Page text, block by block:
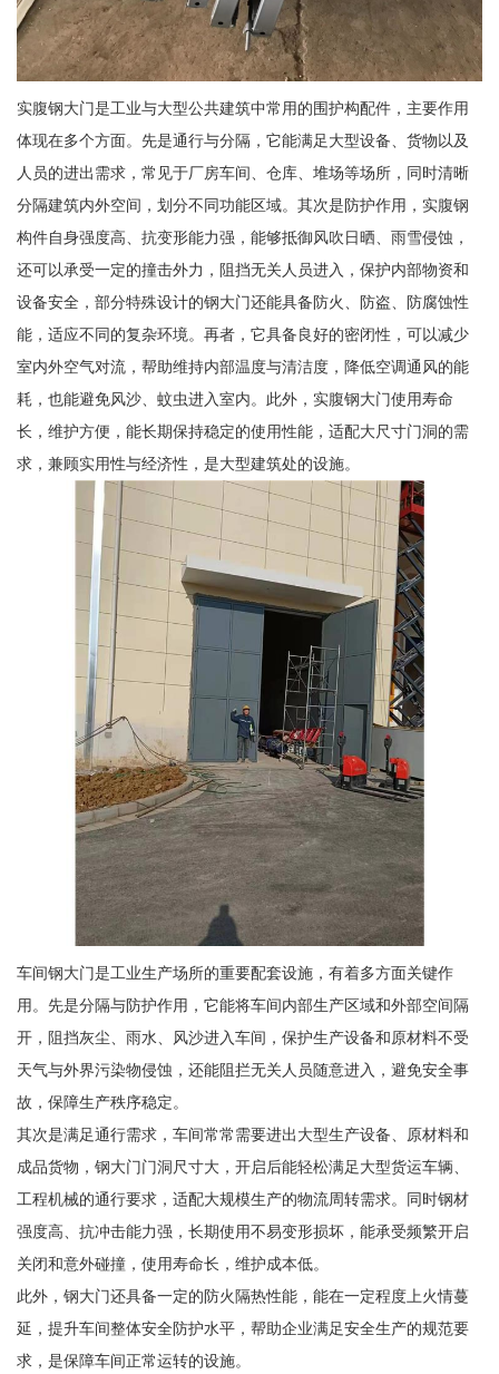
实腹钢大门是工业与大型公共建筑中常用的围护构配件，主要作用
体现在多个方面。先是通行与分隔，它能满足大型设备、货物以及
人员的进出需求，常见于厂房车间、仓库、堆场等场所，同时清晰
分隔建筑内外空间，划分不同功能区域。其次是防护作用，实腹钢
构件自身强度高、抗变形能力强，能够抵御风吹日晒、雨雪侵蚀，
还可以承受一定的撞击外力，阻挡无关人员进入，保护内部物资和
设备安全，部分特殊设计的钢大门还能具备防火、防盗、防腐蚀性
能，适应不同的复杂环境。再者，它具备良好的密闭性，可以减少
室内外空气对流，帮助维持内部温度与清洁度，降低空调通风的能
耗，也能避免风沙、蚊虫进入室内。此外，实腹钢大门使用寿命
长，维护方便，能长期保持稳定的使用性能，适配大尺寸门洞的需
求，兼顾实用性与经济性，是大型建筑处的设施。
车间钢大门是工业生产场所的重要配套设施，有着多方面关键作
用。先是分隔与防护作用，它能将车间内部生产区域和外部空间隔
开，阻挡灰尘、雨水、风沙进入车间，保护生产设备和原材料不受
天气与外界污染物侵蚀，还能阻拦无关人员随意进入，避免安全事
故，保障生产秩序稳定。
其次是满足通行需求，车间常常需要进出大型生产设备、原材料和
成品货物，钢大门门洞尺寸大，开启后能轻松满足大型货运车辆、
工程机械的通行要求，适配大规模生产的物流周转需求。同时钢材
强度高、抗冲击能力强，长期使用不易变形损坏，能承受频繁开启
关闭和意外碰撞，使用寿命长，维护成本低。
此外，钢大门还具备一定的防火隔热性能，能在一定程度上火情蔓
延，提升车间整体安全防护水平，帮助企业满足安全生产的规范要
求，是保障车间正常运转的设施。